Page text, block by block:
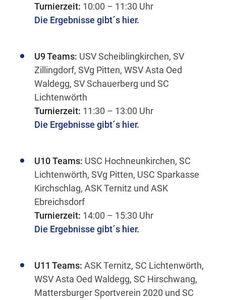
Turnierzeit: 10:00 – 11:30 Uhr
Die Ergebnisse gibt´s hier.
U9 Teams: USV Scheiblingkirchen, SV
Zillingdorf, SVg Pitten, WSV Asta Oed
Waldegg, SV Schauerberg und SC
Lichtenwörth
Turnierzeit: 11:30 – 13:00 Uhr
Die Ergebnisse gibt´s hier.
U10Teams: USC Hochneunkirchen, SC
Lichtenwörth, SVg Pitten, USC Sparkasse
Kirchschlag, ASK Ternitz und ASK
Ebreichsdorf
Turnierzeit: 14:00 – 15:30 Uhr
Die Ergebnisse gibt´s hier.
U11 Teams: ASK Ternitz, SC Lichtenwörth,
WSV Asta Oed Waldegg, SC Hirschwang,
Mattersburger Sportverein 2020 und SC